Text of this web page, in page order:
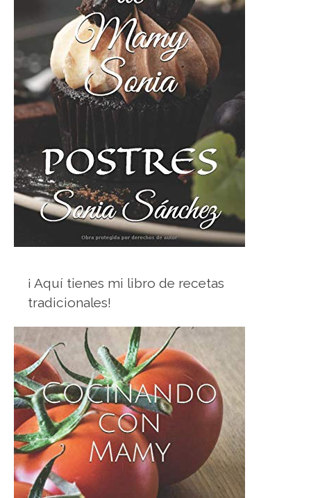
¡ Aquí tienes mi libro de recetas
tradicionales!